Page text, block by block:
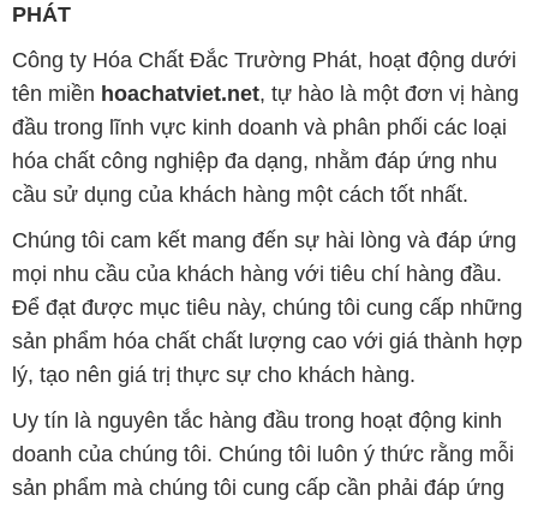
PHÁT
Công ty Hóa Chất Đắc Trường Phát, hoạt động dưới
tên miền hoachatviet.net, tự hào là một đơn vị hàng
đầu trong lĩnh vực kinh doanh và phân phối các loại
hóa chất công nghiệp đa dạng, nhằm đáp ứng nhu
cầu sử dụng của khách hàng một cách tốt nhất.
Chúng tôi cam kết mang đến sự hài lòng và đáp ứng
mọi nhu cầu của khách hàng với tiêu chí hàng đầu.
Để đạt được mục tiêu này, chúng tôi cung cấp những
sản phẩm hóa chất chất lượng cao với giá thành hợp
lý, tạo nên giá trị thực sự cho khách hàng.
Uy tín là nguyên tắc hàng đầu trong hoạt động kinh
doanh của chúng tôi. Chúng tôi luôn ý thức rằng mỗi
sản phẩm mà chúng tôi cung cấp cần phải đáp ứng